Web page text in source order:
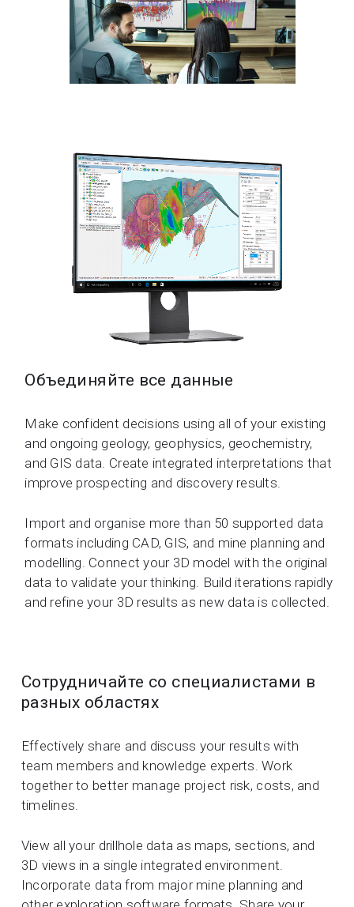
Объединяйте все данные
Make confident decisions using all of your existing
and ongoing geology, geophysics, geochemistry,
and GIS data. Create integrated interpretations that
improve prospecting and discovery results.
Import and organise more than 50 supported data
formats including CAD, GIS, and mine planning and
modelling. Connect your 3D model with the original
data to validate your thinking. Build iterations rapidly
and refine your 3D results as new data is collected.
Сотрудничайте со специалистами в
разных областях
Effectively share and discuss your results with
team members and knowledge experts. Work
together to better manage project risk, costs, and
timelines.
View all your drillhole data as maps, sections, and
3D views in a single integrated environment.
Incorporate data from major mine planning and